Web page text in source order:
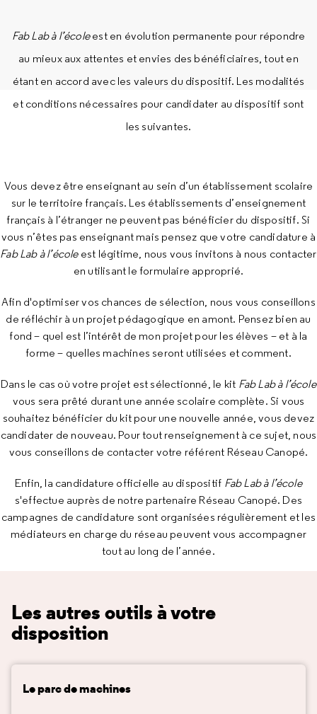
Fab Lab à l’écoleest en évolution permanente pour répondre
au mieux aux attentes et envies des bénéficiaires, tout en
étant en accord avec les valeurs du dispositif. Les modalités
et conditions nécessaires pour candidater au dispositif sont
les suivantes.
Vous devez être enseignant au sein d’un établissement scolaire
sur le territoire français. Les établissements d’enseignement
français à l’étranger ne peuvent pas bénéficier du dispositif. Si
vous n’êtes pas enseignant mais pensez que votre candidature à
Fab Lab à l’écoleest légitime, nous vous invitons à nous contacter
en utilisant le formulaire approprié.
Afin d'optimiser vos chances de sélection, nous vous conseillons
de réfléchir à un projet pédagogique en amont. Pensez bien au
fond – quel est l’intérêt de mon projet pour les élèves – et à la
forme – quelles machines seront utilisées et comment.
Dans le cas où votre projet est sélectionné, le kit Fab Lab à l’école
vous sera prêté durant une année scolaire complète. Si vous
souhaitez bénéficier du kit pour une nouvelle année, vous devez
candidater de nouveau. Pour tout renseignement à ce sujet, nous
vous conseillons de contacter votre référent Réseau Canopé.
Enfin, la candidature officielle au dispositif Fab Lab à l’école
s'effectue auprès de notre partenaire Réseau Canopé. Des
campagnes de candidature sont organisées régulièrement et les
médiateurs en charge du réseau peuvent vous accompagner
tout au long de l’année.
Les autres outils à votre
disposition
Le parc de machines